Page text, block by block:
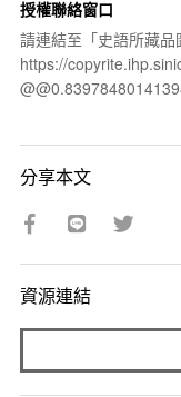
授權聯絡窗口
請連結至「史語所藏品
https://
分享本文
資源連結